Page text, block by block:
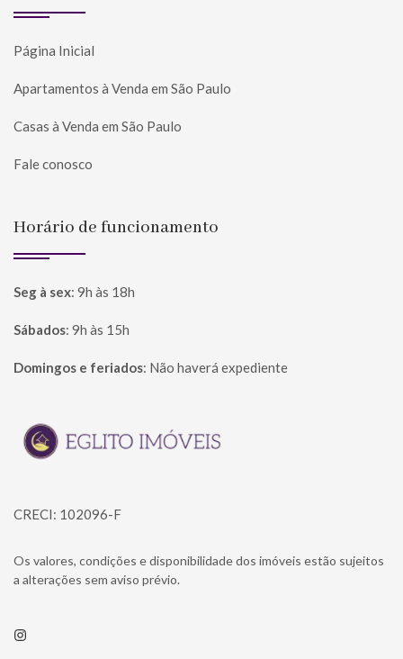
Página Inicial
Apartamentos à Venda em São Paulo
Casas à Venda em São Paulo
Fale conosco
Horário de funcionamento
Seg à sex: 9h às 18h
Sábados: 9h às 15h
Domingos e feriados: Não haverá expediente
Página inicial
CRECI: 102096-F
Os valores, condições e disponibilidade dos imóveis estão sujeitos
a alterações sem aviso prévio.
Instagram